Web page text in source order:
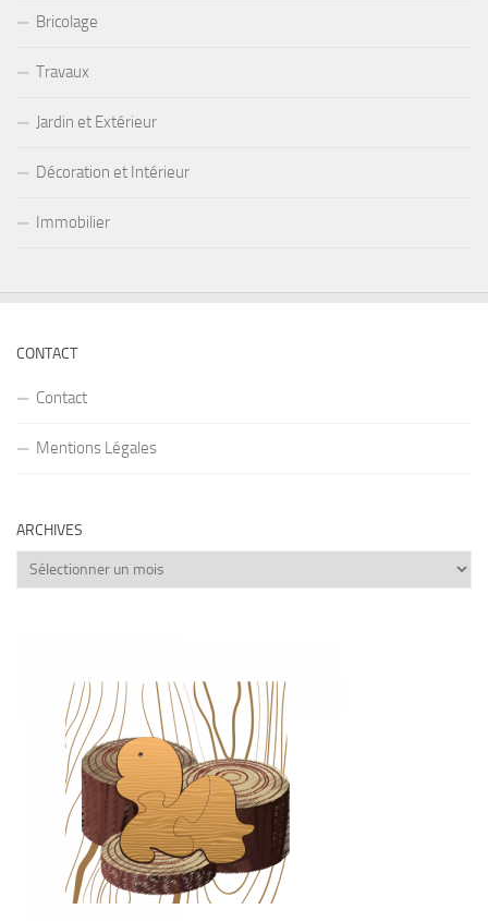
Bricolage
Travaux
Jardin et Extérieur
Décoration et Intérieur
Immobilier
CONTACT
Contact
Mentions Légales
ARCHIVES
Archives